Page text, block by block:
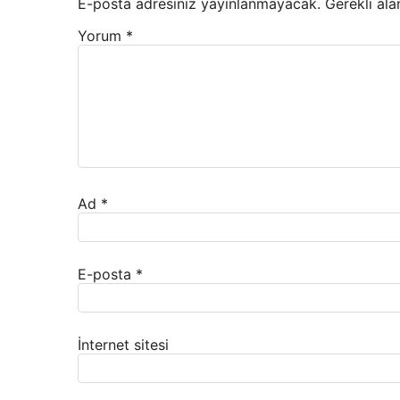
E-posta adresiniz yayınlanmayacak. Gerekli
Yorum *
Ad *
E-posta *
İnternet sitesi